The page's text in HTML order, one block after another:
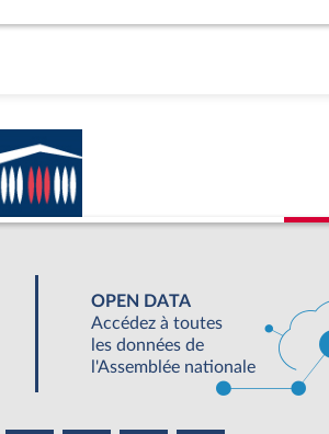
OPEN DATA
Accédez à toutes
les données de
l'Assemblée nationale